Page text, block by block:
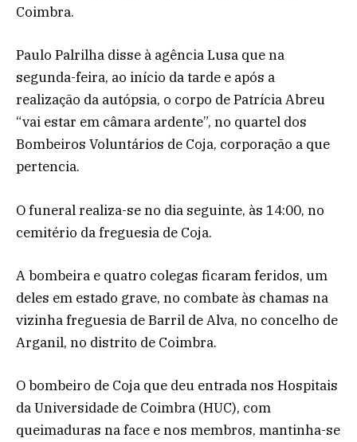
Coimbra.
Paulo Palrilha disse à agência Lusa que na
segunda-feira, ao início da tarde e após a
realização da autópsia, o corpo de Patrícia Abreu
“vai estar em câmara ardente”, no quartel dos
Bombeiros Voluntários de Coja, corporação a que
pertencia.
O funeral realiza-se no dia seguinte, às 14:00, no
cemitério da freguesia de Coja.
A bombeira e quatro colegas ficaram feridos, um
deles em estado grave, no combate às chamas na
vizinha freguesia de Barril de Alva, no concelho de
Arganil, no distrito de Coimbra.
O bombeiro de Coja que deu entrada nos Hospitais
da Universidade de Coimbra (HUC), com
queimaduras na face e nos membros, mantinha-se